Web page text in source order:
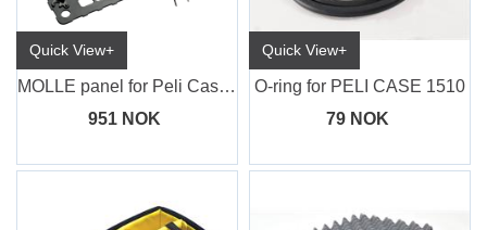
Quick View+
MOLLE panel for Peli Case 1510
951 NOK
Quick View+
O-ring for PELI CASE 1510
79 NOK